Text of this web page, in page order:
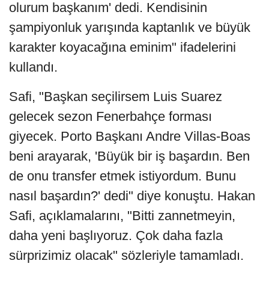
olurum başkanım' dedi. Kendisinin
şampiyonluk yarışında kaptanlık ve büyük
karakter koyacağına eminim" ifadelerini
kullandı.
Safi, "Başkan seçilirsem Luis Suarez
gelecek sezon Fenerbahçe forması
giyecek. Porto Başkanı Andre Villas-Boas
beni arayarak, 'Büyük bir iş başardın. Ben
de onu transfer etmek istiyordum. Bunu
nasıl başardın?' dedi" diye konuştu. Hakan
Safi, açıklamalarını, "Bitti zannetmeyin,
daha yeni başlıyoruz. Çok daha fazla
sürprizimiz olacak" sözleriyle tamamladı.